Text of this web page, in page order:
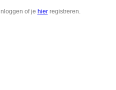
of je hierregistreren.